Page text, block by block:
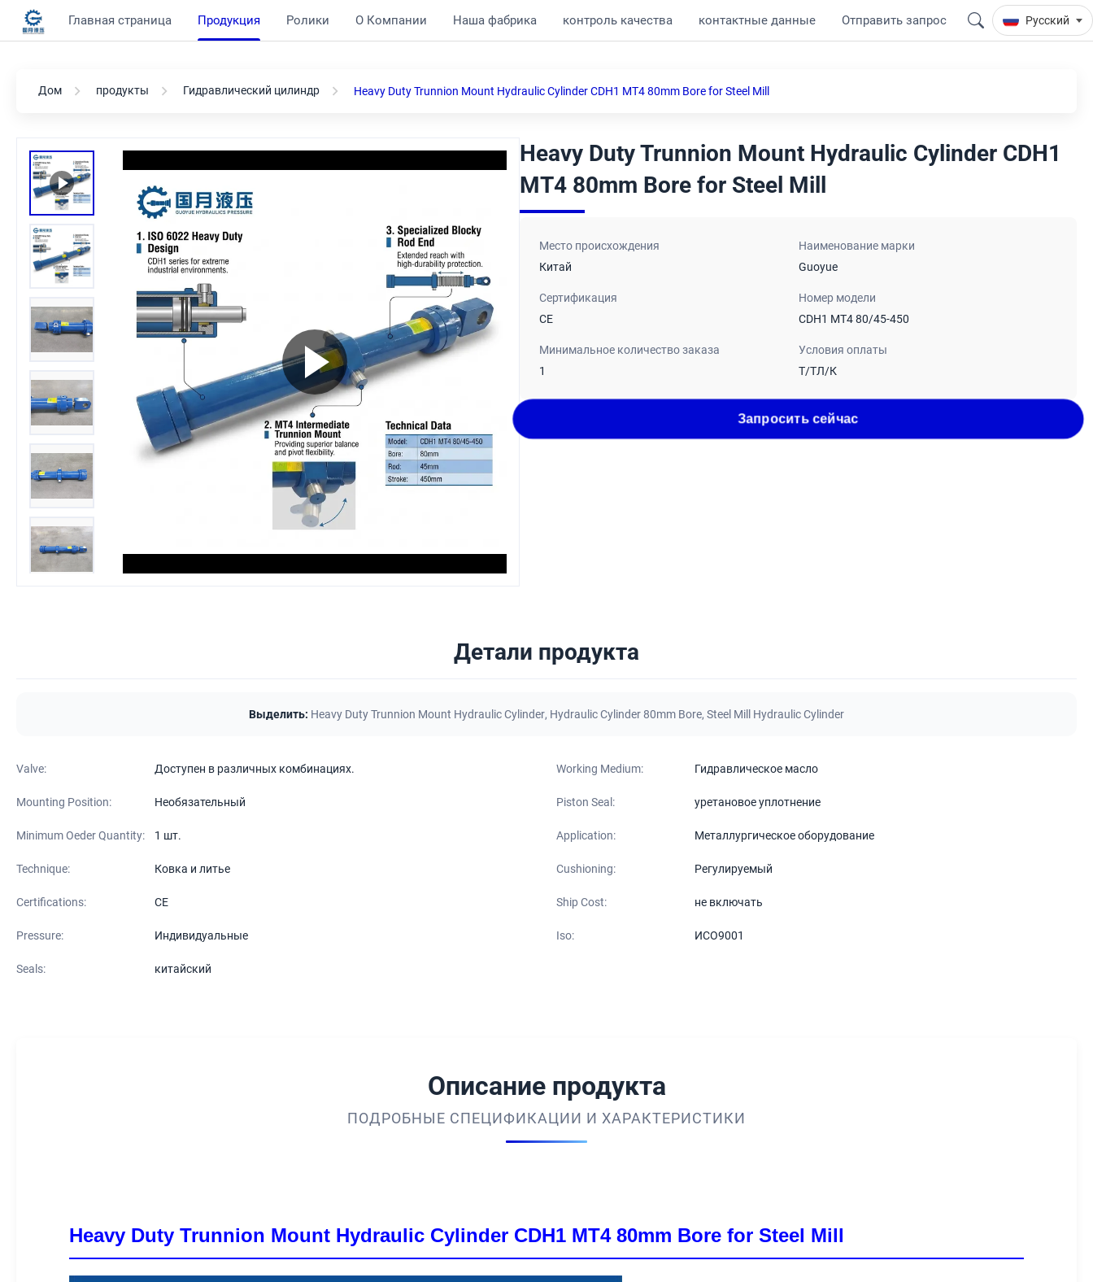
Главная страница Продукция Ролики О Компании Наша фабрика контроль качества контактные данные Отправить запрос Русский
Дом продукты Гидравлический цилиндр Heavy Duty Trunnion Mount Hydraulic Cylinder CDH1 MT4 80mm Bore for Steel Mill
Heavy Duty Trunnion Mount Hydraulic Cylinder CDH1
MT4 80mm Bore for Steel Mill
Место происхождения
Китай
Наименование марки
Guoyue
Сертификация
CE
Номер модели
CDH1 MT4 80/45-450
Минимальное количество заказа
1
Условия оплаты
Т/ТЛ/К
Запросить сейчас
Детали продукта
Выделить: Heavy Duty Trunnion Mount Hydraulic Cylinder, Hydraulic Cylinder 80mm Bore, Steel Mill Hydraulic Cylinder
Valve: Доступен в различных комбинациях. Working Medium: Гидравлическое масло
Mounting Position: Необязательный Piston Seal: уретановое уплотнение
Minimum Oeder Quantity: 1 шт. Application: Металлургическое оборудование
Technique: Ковка и литье Cushioning: Регулируемый
Certifications: CE Ship Cost: не включать
Pressure: Индивидуальные Iso: ИСО9001
Seals: китайский
Описание продукта
ПОДРОБНЫЕ СПЕЦИФИКАЦИИ И ХАРАКТЕРИСТИКИ
Heavy Duty Trunnion Mount Hydraulic Cylinder CDH1 MT4 80mm Bore for Steel Mill